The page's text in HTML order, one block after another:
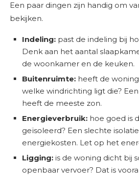
Een paar dingen zijn handig om
bekijken.
Indeling: past de indeling bij
Denk aan het aantal
de woonkamer en de keuken.
Buitenruimte: heeft de
welke windrichting ligt die?
heeft de meeste zon.
Energieverbruik: hoe goed is
geïsoleerd? Een slechte
energiekosten. Let op het
Ligging: is de woning dicht bij
openbaar vervoer? Dat is